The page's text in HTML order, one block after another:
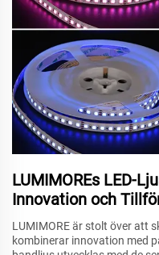
LUMIMOREs LED-
Innovation och
LUMIMORE är stolt över att
kombinerar innovation med